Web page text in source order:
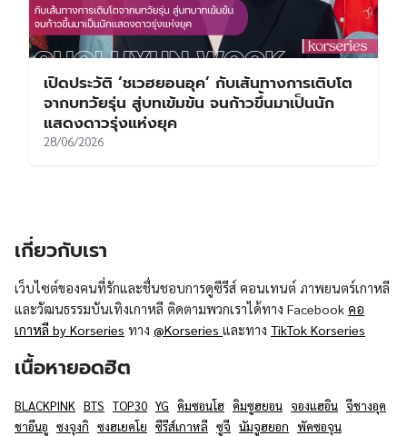
เปิดประวัติ ‘ชเวฮยอนอุค’ กับเส้นทางการเติบโต
จากบทวัยรุ่น สู่บทเข้มข้น จนก้าวขึ้นมาเป็นนัก
แสดงดาวรุ่งแห่งยุค
28/06/2026
เกี่ยวกับเรา
เว็บไซต์ของคนที่รักและชื่นชอบการดูซีรีส์ คอนเทนต์ ภาพยนตร์เกาหลี
และวัฒนธรรมบันเทิงเกาหลี ติดตามพวกเราได้ทาง Facebook คอ
เกาหลี by Korseries ทาง @Korseries และทาง TikTok Korseries
เนื้อหายอดฮิต
BLACKPINK BTS TOP30 YG คิมซอนโฮ คิมซูฮยอน จองแฮอิน จีชางอุค
ชาอึนอู ซงจุงกิ ซงฮเยคโย ซีรีส์เกาหลี ซูจี นัมจูฮยอก พัคซอจุน